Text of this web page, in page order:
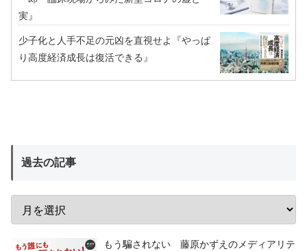
実』
少子化と人手不足の元凶を直視せよ『やっぱ
り高度経済成長は復活できる』
過去の記事
もう騙されない 藤原かずえのメディアリテ